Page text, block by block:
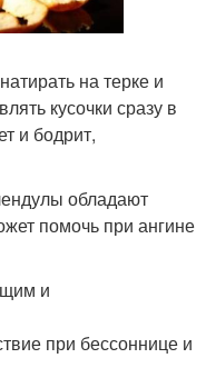
на терке и
кусочки сразу в
и бодрит,
обладают
помочь при ангине
и
при бессоннице и